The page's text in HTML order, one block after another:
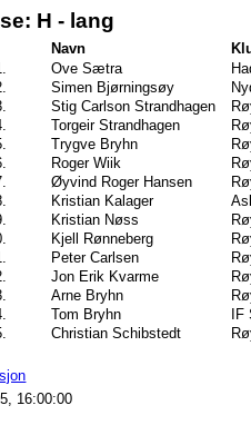
H - lang
Navn
Ove Sætra
Simen Bjørningsøy
Stig Carlson Strandhagen
Torgeir Strandhagen
Trygve Bryhn
Roger Wiik
Øyvind Roger Hansen
Kristian Kalager
Kristian Nøss
Kjell Rønneberg
Peter Carlsen
Jon Erik Kvarme
Arne Bryhn
Tom Bryhn
IF
Christian Schibstedt
16:00:00